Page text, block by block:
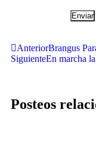
AnteriorBrangus
SiguienteEn marcha
Posteos